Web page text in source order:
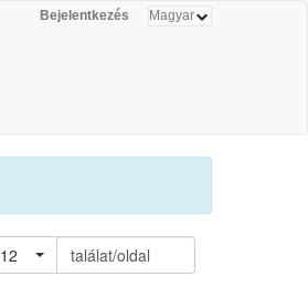
Bejelentkezés
12
találat/oldal